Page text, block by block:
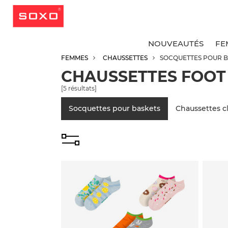
NOUVEAUTÉS
FEMMES CHAUSSETTES SOCQUETTES POUR
CHAUSSETTES
[5 résultats]
Socquettes pour baskets Chaussettes